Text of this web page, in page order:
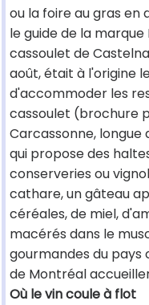
ou la foire au gras
le guide de la
cassoulet de
août, était à l'origine
d'accommoder les
cassoulet (brochure
Carcassonne, longue
qui propose des
conserveries ou
cathare, un gâteau
céréales, de miel,
macérés dans le
gourmandes du pays
de Montréal
Où le vin coule à flot